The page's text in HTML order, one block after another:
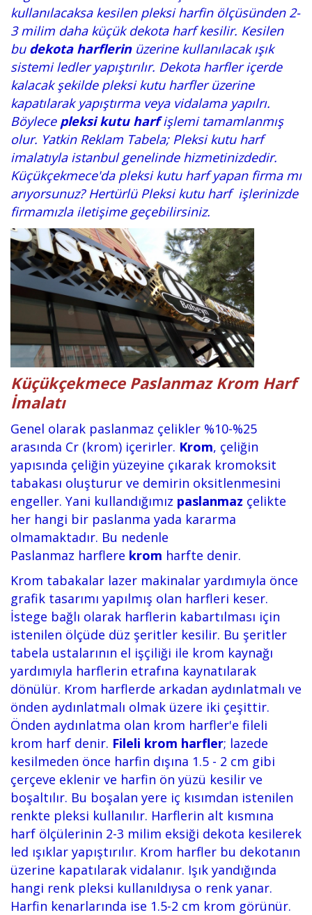
kullanılacaksa kesilen pleksi harfin ölçüsünden 2-
3 milim daha küçük dekota harf kesilir. Kesilen
bu dekota harflerinüzerine kullanılacak ışık
sistemi ledler yapıştırılır. Dekota harfler içerde
kalacak şekilde pleksi kutu harfler üzerine
kapatılarak yapıştırma veya vidalama yapılrı.
Böylece pleksi kutu harfişlemi tamamlanmış
olur. Yatkin Reklam Tabela; Pleksi kutu harf
imalatıyla istanbul genelinde hizmetinizdedir.
Küçükçekmece'da pleksi kutu harf yapan firma mı
arıyorsunuz? Hertürlü Pleksi kutu harf işlerinizde
firmamızla iletişime geçebilirsiniz.
Küçükçekmece Paslanmaz Krom Harf
İmalatı
Genel olarak paslanmaz çelikler %10-%25
arasında Cr (krom) içerirler. Krom, çeliğin
yapısında çeliğin yüzeyine çıkarak kromoksit
tabakası oluşturur ve demirin oksitlenmesini
engeller. Yani kullandığımız paslanmaz çelikte
her hangi bir paslanma yada kararma
olmamaktadır. Bu nedenle
Paslanmaz harflere krom harfte denir.
Krom tabakalar lazer makinalar yardımıyla önce
grafik tasarımı yapılmış olan harfleri keser.
İstege bağlı olarak harflerin kabartılması için
istenilen ölçüde düz şeritler kesilir. Bu şeritler
tabela ustalarının el işçiliği ile krom kaynağı
yardımıyla harflerin etrafına kaynatılarak
dönülür. Krom harflerde arkadan aydınlatmalı ve
önden aydınlatmalı olmak üzere iki çeşittir.
Önden aydınlatma olan krom harfler'e fileli
krom harf denir. Fileli krom harfler; lazede
kesilmeden önce harfin dışına 1.5 - 2 cm gibi
çerçeve eklenir ve harfin ön yüzü kesilir ve
boşaltılır. Bu boşalan yere iç kısımdan istenilen
renkte pleksi kullanılır. Harflerin alt kısmına
harf ölçülerinin 2-3 milim eksiği dekota kesilerek
led ışıklar yapıştırılır. Krom harfler bu dekotanın
üzerine kapatılarak vidalanır. Işık yandığında
hangi renk pleksi kullanıldıysa o renk yanar.
Harfin kenarlarında ise 1.5-2 cm krom görünür.